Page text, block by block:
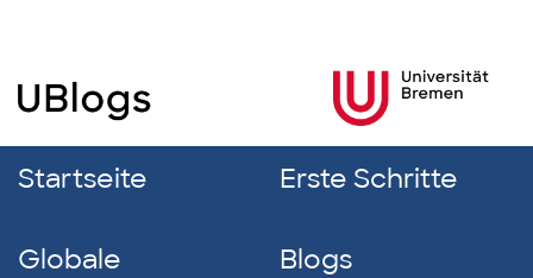
Startseite Erste Schritte
Globale
Blogs